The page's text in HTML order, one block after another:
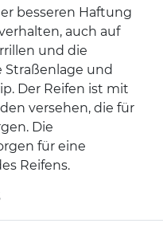
besseren Haftung
auch auf
und die
Straßenlage und
Der Reifen ist mit
versehen, die für
Die
für eine
Reifens.